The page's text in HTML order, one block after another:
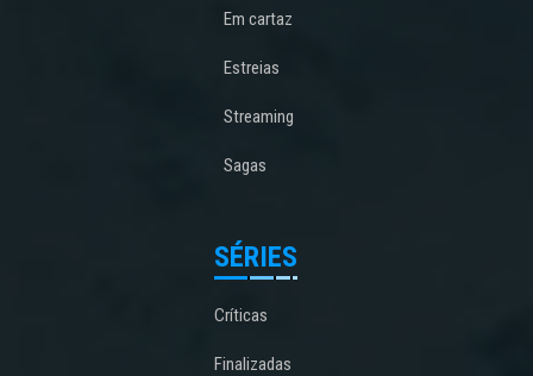
Em cartaz
Estreias
Streaming
Sagas
SÉRIES
Críticas
Finalizadas